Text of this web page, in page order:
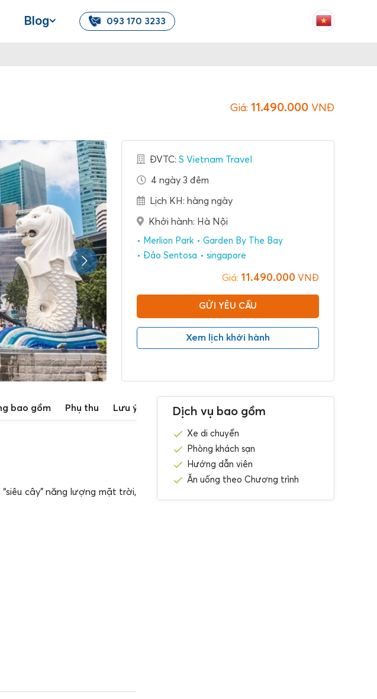
Blog 093 170 3233
Giá: 11.490.000 VNĐ
ĐVTC: S Vietnam Travel
4 ngày 3 đêm
Lịch KH: hàng ngày
Khởi hành: Hà Nội
Merlion Park
Garden By The Bay
Đảo Sentosa
singapore
Giá: 11.490.000 VNĐ
GỬI YÊU CẦU
Xem lịch khởi hành
bao gồm Phụ thu Lưu ý
cây” năng lượng mặt trời,
Dịch vụ bao gồm
Xe di chuyển
Phòng khách sạn
Hướng dẫn viên
Ăn uống theo Chương trình